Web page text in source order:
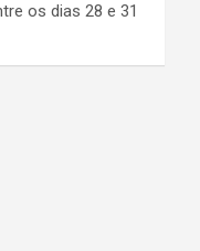
os dias 28 e 31